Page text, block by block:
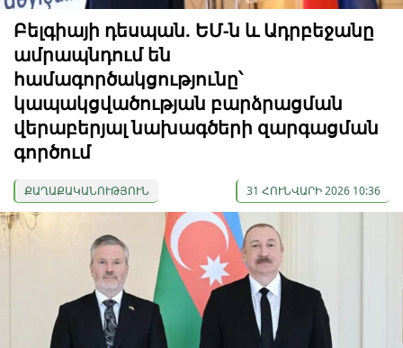
Բելգիայի դեսպան. ԵՄ-ն և Ադրբեջանը
ամրապնդում են
համագործակցությունը՝
կապակցվածության բարձրացման
վերաբերյալ նախագծերի զարգացման
գործում
ՔԱՂԱՔԱԿԱՆՈՒԹՅՈՒՆ 31 ՀՈՒՆՎԱՐԻ 2026 10:36